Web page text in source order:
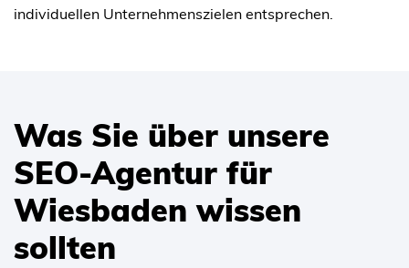
individuellen Unternehmenszielen entsprechen.
Was Sie über unsere
SEO-Agentur für
Wiesbaden wissen
sollten